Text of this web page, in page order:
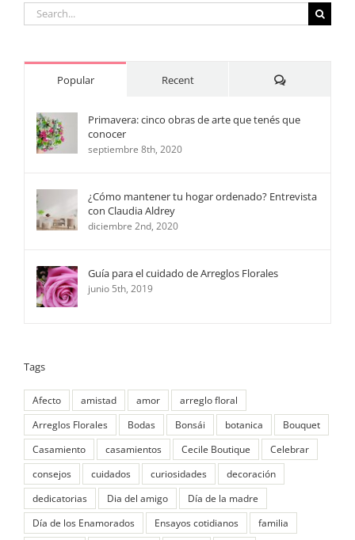
Search
for:
Popular Recent Comments
Primavera: cinco obras de arte que tenés que
conocer
septiembre 8th, 2020
¿Cómo mantener tu hogar ordenado? Entrevista
con Claudia Aldrey
diciembre 2nd, 2020
Guía para el cuidado de Arreglos Florales
junio 5th, 2019
Tags
Afecto amistad amor
arreglo floral
Arreglos Florales
Bodas Bonsái botanica
Bouquet
Casamiento
casamientos Cecile Boutique
Celebrar
consejos
cuidados curiosidades
decoración
dedicatorias
Dia del amigo
Día de la madre
Día de los Enamorados
Ensayos cotidianos
familia